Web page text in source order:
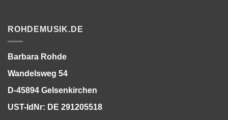
ROHDEMUSIK.DE
Barbara Rohde
Wandelsweg 54
D-45894 Gelsenkirchen
UST-IdNr: DE 291205518